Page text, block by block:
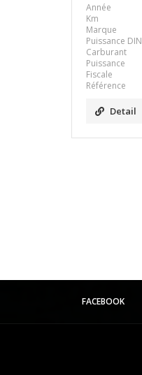
Année
Km
Marque
Puissance DIN
Carburant
Puissance
Fiscale
Référence
Detail
FACEBOOK